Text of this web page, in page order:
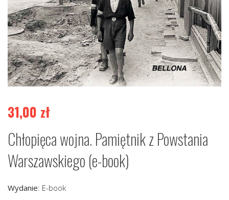
31,00 zł
Chłopięca wojna. Pamiętnik z Powstania
Warszawskiego (e-book)
Wydanie: E-book